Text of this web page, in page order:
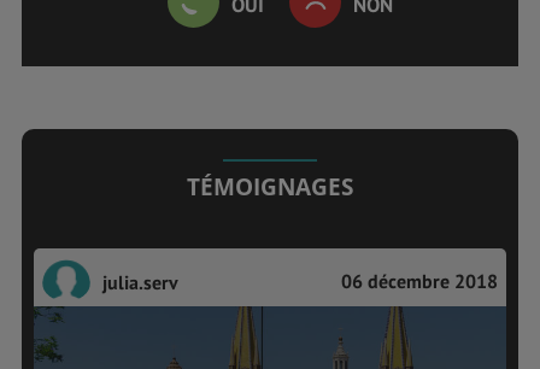
TÉMOIGNAGES
julia.serv 06 décembre 2018